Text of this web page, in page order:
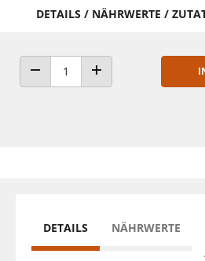
DETAILS / NÄHRWERTE /
ANZAHL VERRINGERNANZAHL ERHÖHEN
DETAILS NÄHRWERTE